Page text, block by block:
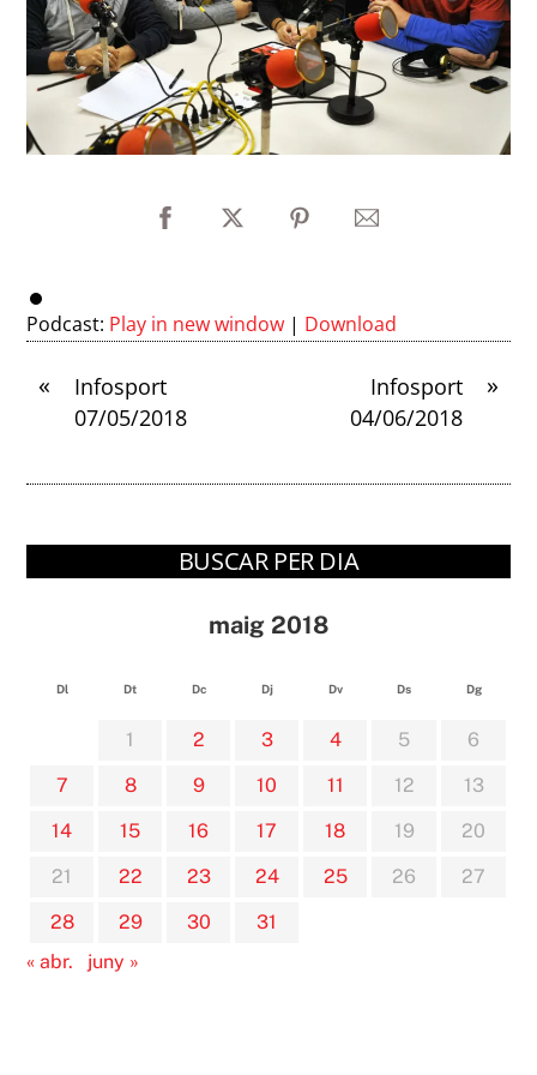
Podcast: Play in new window | Download
«
Infosport
07/05/2018
»
Infosport
04/06/2018
BUSCAR PER DIA
maig 2018
Dl Dt Dc Dj Dv Ds Dg
1 2 3 4 5
6
7
8 9 10 11 12
13
14
15 16 17 18 19
20
21
22 23 24 25 26
27
28
29 30
31
« abr.
juny »